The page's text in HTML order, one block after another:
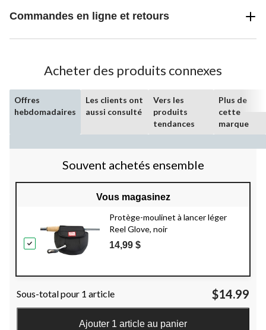
Commandes en ligne et retours
Acheter des produits connexes
Offres
hebdomadaires
Les clients ont
aussi consulté
Vers les
produits
tendances
Plus de
cette
marque
Souvent achetés ensemble
Vous magasinez
Protège-moulinet à lancer léger
Reel Glove, noir
14,99 $
Sous-total pour 1 article $14.99
Ajouter 1 article au panier